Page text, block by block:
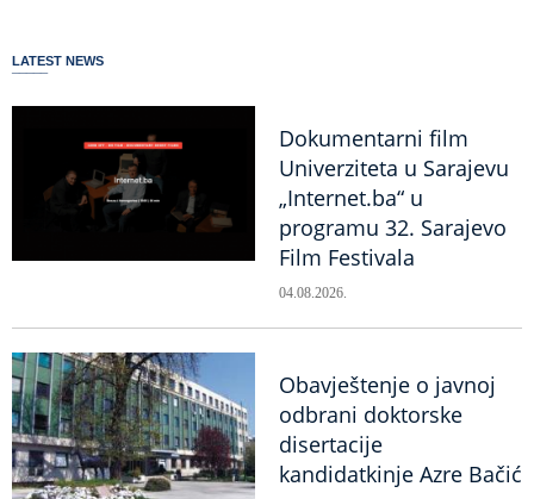
LATEST NEWS
Dokumentarni film
Univerziteta u Sarajevu
„Internet.ba“ u
programu 32. Sarajevo
Film Festivala
04.08.2026.
Obavještenje o javnoj
odbrani doktorske
disertacije
kandidatkinje Azre Bačić